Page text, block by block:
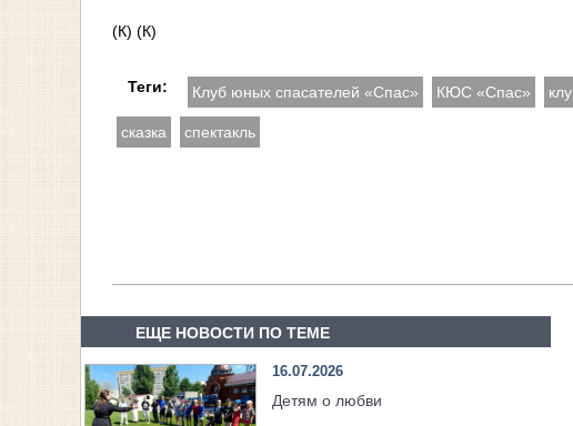
(К) (К)
Теги: Клуб юных спасателей «Спас» КЮС «Спас»
сказка спектакль
ЕЩЕ НОВОСТИ ПО ТЕМЕ
16.07.2026
Детям о любви